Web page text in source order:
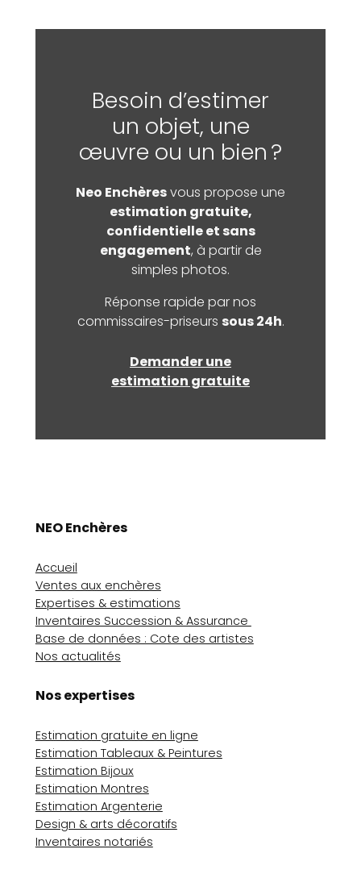
Besoin d’estimer
un objet, une
œuvre ou un bien ?
Neo Enchèresvous propose une
estimation gratuite,
confidentielle et sans
engagement, à partir de
simples photos.
Réponse rapide par nos
commissaires-priseurs sous 24h.
Demander une
estimation gratuite
NEO Enchères
Accueil
Ventes aux enchères
Expertises & estimations
Inventaires Succession & Assurance
Base de données : Cote des artistes
Nos actualités
Nos expertises
Estimation gratuite en ligne
Estimation Tableaux & Peintures
Estimation Bijoux
Estimation Montres
Estimation Argenterie
Design & arts décoratifs
Inventaires notariés